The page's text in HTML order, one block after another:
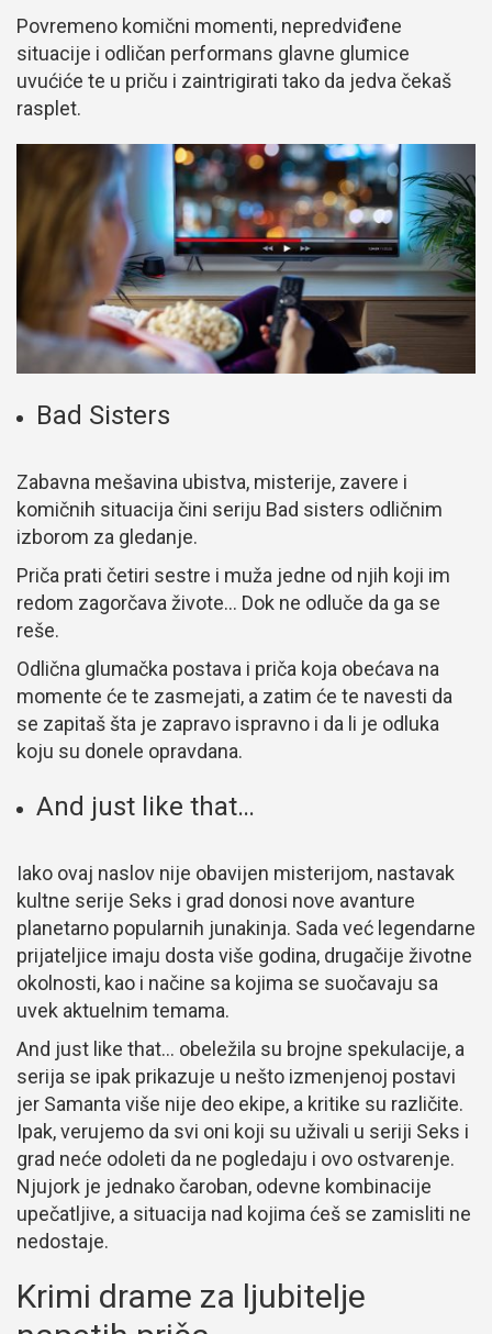
Povremeno komični momenti, nepredviđene
situacije i odličan performans glavne glumice
uvućiće te u priču i zaintrigirati tako da jedva čekaš
rasplet.
Bad Sisters
Zabavna mešavina ubistva, misterije, zavere i
komičnih situacija čini seriju Bad sisters odličnim
izborom za gledanje.
Priča prati četiri sestre i muža jedne od njih koji im
redom zagorčava živote… Dok ne odluče da ga se
reše.
Odlična glumačka postava i priča koja obećava na
momente će te zasmejati, a zatim će te navesti da
se zapitaš šta je zapravo ispravno i da li je odluka
koju su donele opravdana.
And just like that…
Iako ovaj naslov nije obavijen misterijom, nastavak
kultne serije Seks i grad donosi nove avanture
planetarno popularnih junakinja. Sada već legendarne
prijateljice imaju dosta više godina, drugačije životne
okolnosti, kao i načine sa kojima se suočavaju sa
uvek aktuelnim temama.
And just like that… obeležila su brojne spekulacije, a
serija se ipak prikazuje u nešto izmenjenoj postavi
jer Samanta više nije deo ekipe, a kritike su različite.
Ipak, verujemo da svi oni koji su uživali u seriji Seks i
grad neće odoleti da ne pogledaju i ovo ostvarenje.
Njujork je jednako čaroban, odevne kombinacije
upečatljive, a situacija nad kojima ćeš se zamisliti ne
nedostaje.
Krimi drame za ljubitelje